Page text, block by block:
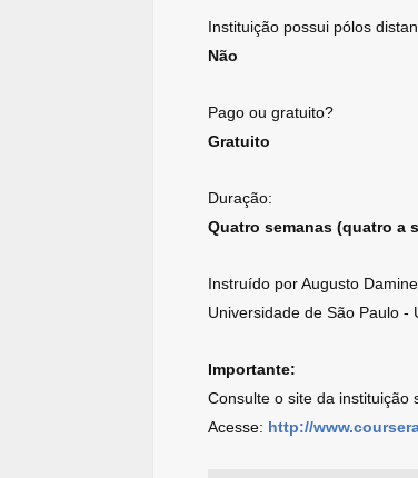
Instituição possui pólos
Não
Pago ou gratuito?
Gratuito
Duração:
Quatro semanas (quatro a
Instruído por Augusto
Universidade de São Paulo -
Importante:
Consulte o site da instituição
Acesse: http://